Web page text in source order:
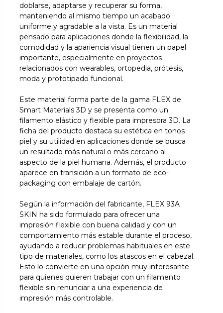
doblarse, adaptarse y recuperar su forma,
manteniendo al mismo tiempo un acabado
uniforme y agradable a la vista. Es un material
pensado para aplicaciones donde la flexibilidad, la
comodidad y la apariencia visual tienen un papel
importante, especialmente en proyectos
relacionados con wearables, ortopedia, prótesis,
moda y prototipado funcional.
Este material forma parte de la gama FLEX de
Smart Materials 3D y se presenta como un
filamento elástico y flexible para impresora 3D. La
ficha del producto destaca su estética en tonos
piel y su utilidad en aplicaciones donde se busca
un resultado más natural o más cercano al
aspecto de la piel humana. Además, el producto
aparece en transición a un formato de eco-
packaging con embalaje de cartón.
Según la información del fabricante, FLEX 93A
SKIN ha sido formulado para ofrecer una
impresión flexible con buena calidad y con un
comportamiento más estable durante el proceso,
ayudando a reducir problemas habituales en este
tipo de materiales, como los atascos en el cabezal.
Esto lo convierte en una opción muy interesante
para quienes quieren trabajar con un filamento
flexible sin renunciar a una experiencia de
impresión más controlable.